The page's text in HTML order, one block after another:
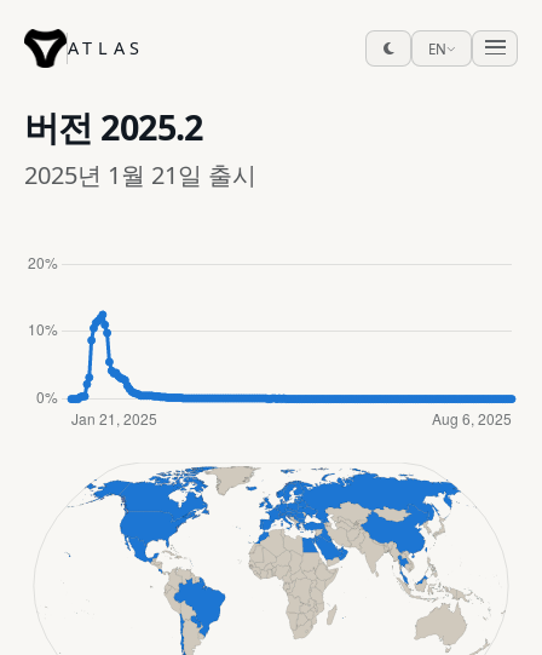
ATLAS EN
버전 2025.2
2025년 1월 21일 출시